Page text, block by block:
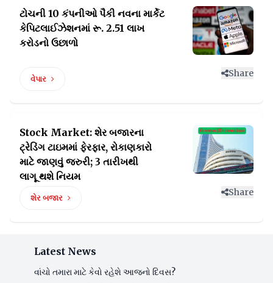
ટોચની 10 કંપનીઓ પૈકી નવના માર્કેટ
કેપિટલાઈઝેશનમાં રૂ. 2.51 લાખ
કરોડનો ઉછાળો
વેપાર
Share
Stock Market: શેર બજારના
ટ્રેડિંગ ટાઇમમાં ફેરફાર, રોકાણકારો
માટે જાણવું જરુરી; 3 તારીખથી
લાગૂ થશે નિયમ
શેર બજાર
Share
Latest News
વાંચો તમારા માટે કેવો રહેશે આજનો દિવસ?